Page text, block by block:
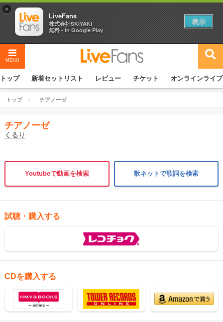
MENU
トップ 新着セットリスト レビュー チケット オンラインライブ
トップ チアノーゼ
チアノーゼ
くるり
Youtubeで動画を検索 歌ネットで歌詞を検索
試聴・購入する
CDを購入する
×
LiveFans
株式会社SKIYAKI
無料 - In Google Play
表示